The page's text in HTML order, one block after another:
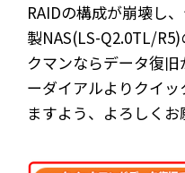
RAIDの構成が崩壊し
製NAS(LS-Q2.0TL/
クマンならデータ復
ーダイアルよりクイ
ますよう、よろしくお